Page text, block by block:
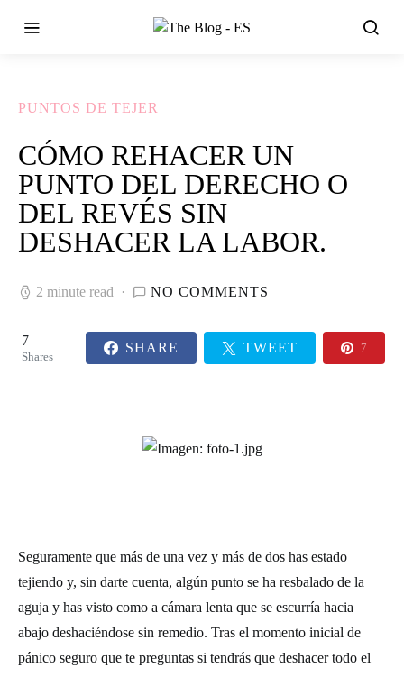
PUNTOS DE TEJER
CÓMO REHACER UN
PUNTO DEL DERECHO O
DEL REVÉS SIN
DESHACER LA LABOR.
2 minute read NO COMMENTS
7
Shares
SHARE TWEET 7
Seguramente que más de una vez y más de dos has estado
tejiendo y, sin darte cuenta, algún punto se ha resbalado de la
aguja y has visto como a cámara lenta que se escurría hacia
abajo deshaciéndose sin remedio. Tras el momento inicial de
pánico seguro que te preguntas si tendrás que deshacer todo el